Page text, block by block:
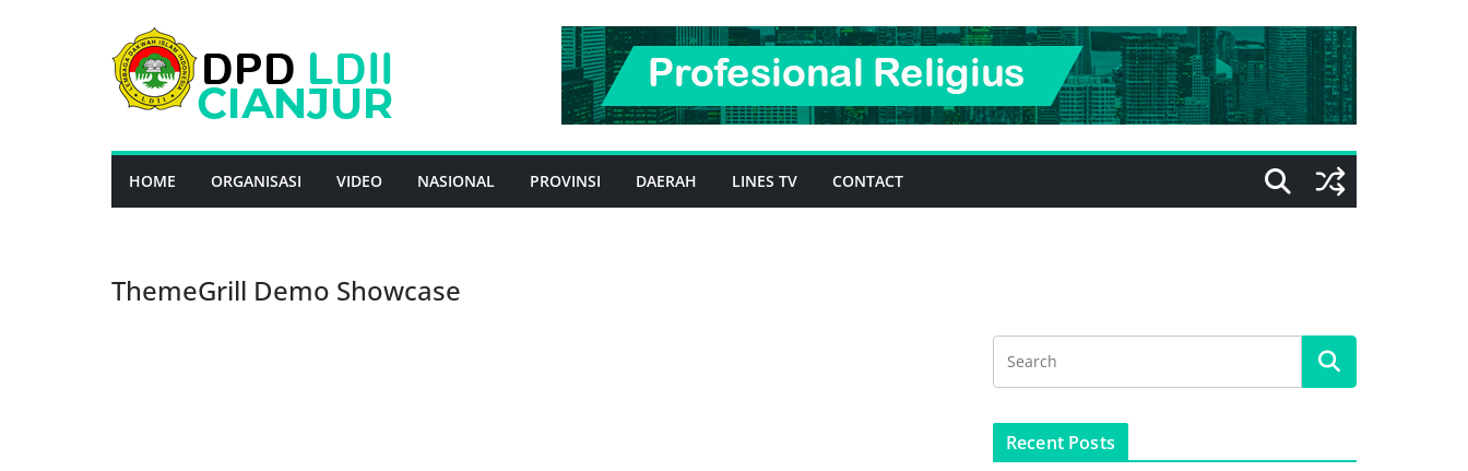
HOME ORGANISASI VIDEO NASIONAL PROVINSI DAERAH LINES TV CONTACT
ThemeGrill Demo Showcase
Recent Posts